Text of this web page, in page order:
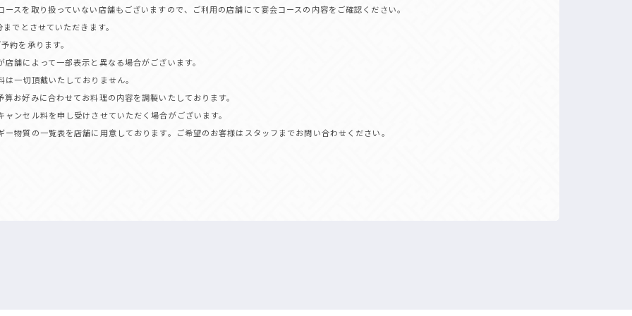
スを取り扱っていない店舗もございますので、ご利用の店舗にて宴会コースの内容をご確認ください。
でとさせていただきます。
約を承ります。
舗によって一部表示と異なる場合がございます。
一切頂戴いたしておりません。
お好みに合わせてお料理の内容を調製いたしております。
ンセル料を申し受けさせていただく場合がございます。
物質の一覧表を店舗に用意しております。ご希望のお客様はスタッフまでお問い合わせください。